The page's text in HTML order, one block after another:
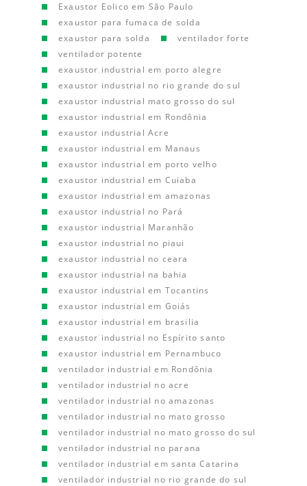
Exaustor Eolico em São Paulo
exaustor para fumaca de solda
exaustor para solda
ventilador forte
ventilador potente
exaustor industrial em porto alegre
exaustor industrial no rio grande do sul
exaustor industrial mato grosso do sul
exaustor industrial em Rondônia
exaustor industrial Acre
exaustor industrial em Manaus
exaustor industrial em porto velho
exaustor industrial em Cuiaba
exaustor industrial em amazonas
exaustor industrial no Pará
exaustor industrial Maranhão
exaustor industrial no piaui
exaustor industrial no ceara
exaustor industrial na bahia
exaustor industrial em Tocantins
exaustor industrial em Goiás
exaustor industrial em brasilia
exaustor industrial no Espírito santo
exaustor industrial em Pernambuco
ventilador industrial em Rondônia
ventilador industrial no acre
ventilador industrial no amazonas
ventilador industrial no mato grosso
ventilador industrial no mato grosso do sul
ventilador industrial no parana
ventilador industrial em santa Catarina
ventilador industrial no rio grande do sul